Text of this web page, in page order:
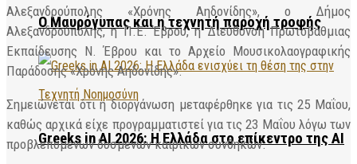
Ο Μαυρόγυπας και η τεχνητή παροχή τροφής
Greeks in AI 2026: Η Ελλάδα στο επίκεντρο της AI
Αλεξανδρούπολης «Χρόνης Αηδονίδης», ο Δήμος
Αλεξανδρούπολης, η Π.Ε. Έβρου, η Διεύθυνση Πρωτοβάθμιας
Εκπαίδευσης Ν. Έβρου και το Αρχείο Μουσικολαογραφικής
Παράδοσης «Χρόνης Αηδονίδης».
Σημειώνεται ότι η διοργάνωση μεταφέρθηκε για τις 25 Μαΐου,
καθώς αρχικά είχε προγραμματιστεί για τις 23 Μαΐου λόγω των
προβλεπόμενων δυσμενών καιρικών συνθηκών.